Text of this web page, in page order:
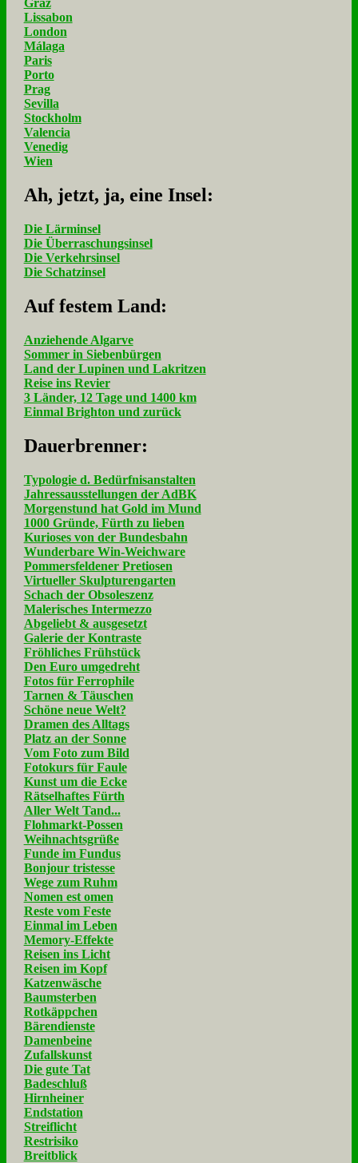
Graz
Lissabon
London
Málaga
Paris
Porto
Prag
Sevilla
Stockholm
Valencia
Venedig
Wien
Ah, jetzt, ja, ei­ne In­sel:
Die Lärminsel
Die Überraschungsinsel
Die Verkehrsinsel
Die Schatzinsel
Auf fe­stem Land:
Anziehende Algarve
Sommer in Siebenbürgen
Land der Lupinen und Lakritzen
Reise ins Revier
3 Länder, 12 Tage und 1400 km
Einmal Brighton und zurück
Dau­er­bren­ner:
Typologie d. Bedürfnisanstalten
Jahressausstellungen der AdBK
Morgenstund hat Gold im Mund
1000 Gründe, Fürth zu lieben
Kurioses von der Bundesbahn
Wunderbare Win-Weichware
Pommersfeldener Pretiosen
Virtueller Skulpturengarten
Schach der Obsoleszenz
Malerisches Intermezzo
Abgeliebt & ausgesetzt
Galerie der Kontraste
Fröhliches Frühstück
Den Euro umgedreht
Fotos für Ferrophile
Tarnen & Täuschen
Schöne neue Welt?
Dramen des Alltags
Platz an der Sonne
Vom Foto zum Bild
Fotokurs für Faule
Kunst um die Ecke
Rätselhaftes Fürth
Aller Welt Tand...
Flohmarkt-Possen
Weihnachtsgrüße
Funde im Fundus
Bonjour tristesse
Wege zum Ruhm
Nomen est omen
Reste vom Feste
Einmal im Leben
Memory-Effekte
Reisen ins Licht
Reisen im Kopf
Katzenwäsche
Baumsterben
Rotkäppchen
Bärendienste
Damenbeine
Zufallskunst
Die gute Tat
Badeschluß
Hirnheiner
Endstation
Streiflicht
Restrisiko
Breitblick